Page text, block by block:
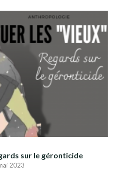
sur le géronticide
2023